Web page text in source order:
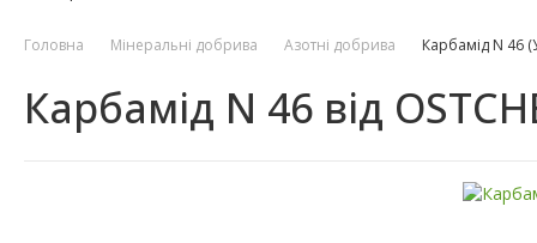
Головна Мінеральні добрива Азотні добрива Карбамід N 46
Карбамід N 46 від